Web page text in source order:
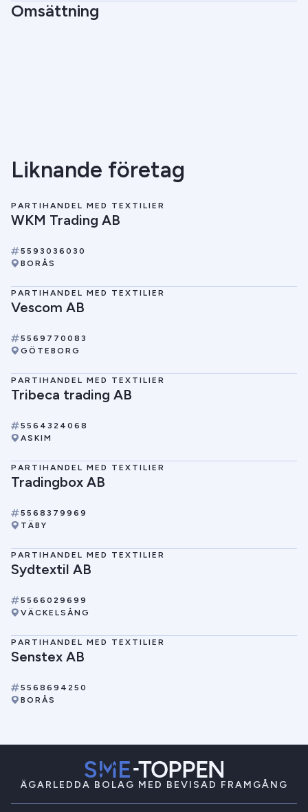
Omsättning
Liknande företag
PARTIHANDEL MED TEXTILIER
WKM Trading AB
5593036030
BORÅS
PARTIHANDEL MED TEXTILIER
Vescom AB
5569770083
GÖTEBORG
PARTIHANDEL MED TEXTILIER
Tribeca trading AB
5564324068
ASKIM
PARTIHANDEL MED TEXTILIER
Tradingbox AB
5568379969
TÄBY
PARTIHANDEL MED TEXTILIER
Sydtextil AB
5566029699
VÄCKELSÅNG
PARTIHANDEL MED TEXTILIER
Senstex AB
5568694250
BORÅS
ÄGARLEDDA BOLAG MED BEVISAD FRAMGÅNG